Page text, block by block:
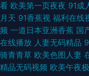
影音 尤物视频在线一区 91
在线观看国产91视频 91在线
一二区 91成人进入人口视频
看 欧美第一页夜夜 91成
月天 91香蕉视 福利在线
频 一道日本亚洲香蕉 国
在线播放 人妻无码精品
骑青青草 欧美色图人妻
精品无码视频 欧美午夜